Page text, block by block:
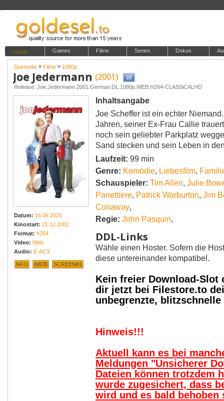
Home Games Filme Serien Dokus
Startseite » Filme » 1080p
Joe Jedermann (2001)
Release: Joe.Jedermann.2001.German.DL.1080p.WEB.H264-CLASSiCALHD
Datum: 16.06.2025
Kinostart: 21.12.2001
Format: h264
Video: Web
Audio: E-AC3
NFO IMDB SCREEN#1
Inhaltsangabe
Joe Scheffer ist ein echter
Jahren, seiner Ex-Frau Callie
noch sein geliebter Parkplatz
Sand stecken und sein Leben in
Laufzeit: 99 min
Genre: Komödie, Liebesfilm,
Schauspieler: Tim Allen, Julie
Panettiere, Patrick Warburton, Jim
Conaway,
Regie: John Pasquin,
DDL-Links
Wähle einen Hoster. Sofern die
diese untereinander kompatibel.
Kein freier Download-Slot
dir jetzt bei Filestore.to
unbegrenzte,
Hinweis!!!
Aktuell kann es bei
Meldungen "Unsicherer
Dateien können trotzdem
wurde zugesichert, dass
wird und es bald behoben